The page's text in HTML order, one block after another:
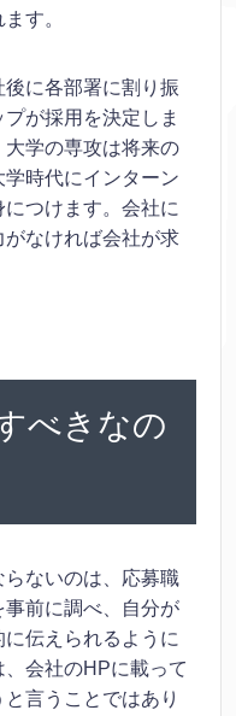
す。
に各部署に割り振
が採用を決定しま
学の専攻は将来の
時代にインターン
つけます。会社に
なければ会社が求
べきなの
ないのは、応募職
前に調べ、自分が
伝えられるように
会社のHPに載って
言うことではあり